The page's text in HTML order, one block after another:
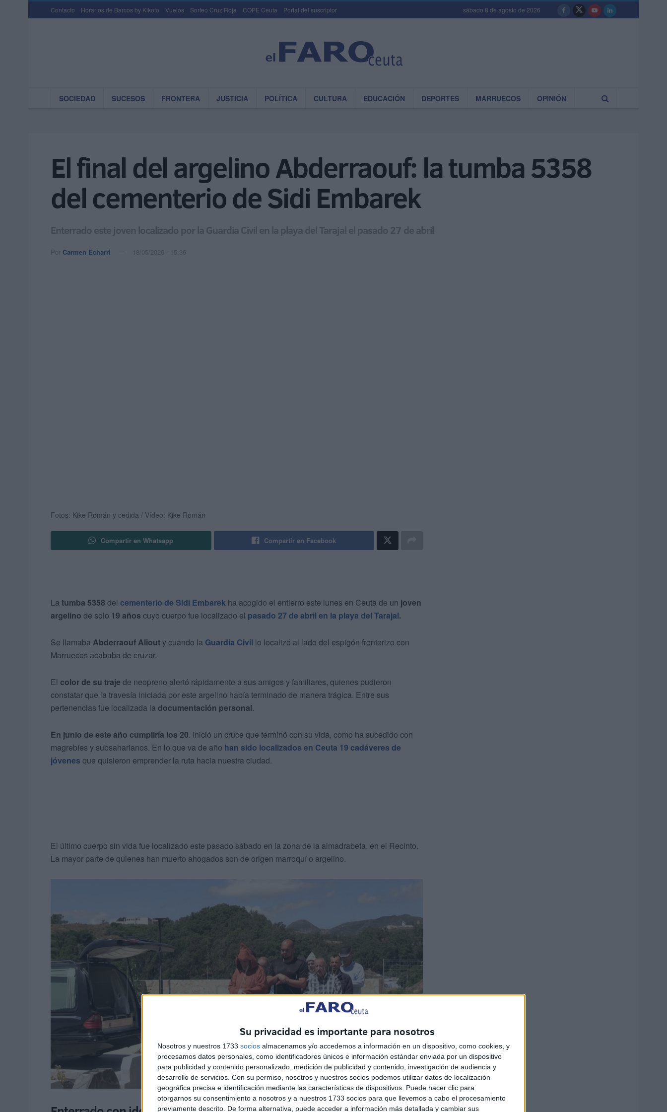
Su privacidad es importante para nosotros
Nosotros y nuestros 1733 socios almacenamos y/o accedemos a información en un dispositivo, como cookies, y
procesamos datos personales, como identificadores únicos e información estándar enviada por un dispositivo
para publicidad y contenido personalizado, medición de publicidad y contenido, investigación de audiencia y
desarrollo de servicios. Con su permiso, nosotros y nuestros socios podemos utilizar datos de localización
geográfica precisa e identificación mediante las características de dispositivos. Puede hacer clic para
otorgarnos su consentimiento a nosotros y a nuestros 1733 socios para que llevemos a cabo el procesamiento
previamente descrito. De forma alternativa, puede acceder a información más detallada y cambiar sus
Contacto Horarios de Barcos by Kikoto Vuelos Sorteo Cruz Roja COPE Ceuta Portal del suscriptor sábado 8 de agosto de 2026
SOCIEDAD SUCESOS FRONTERA JUSTICIA POLÍTICA CULTURA EDUCACIÓN DEPORTES MARRUECOS OPINIÓN
El final del argelino Abderraouf: la tumba 5358
del cementerio de Sidi Embarek
Enterrado este joven localizado por la Guardia Civil en la playa del Tarajal el pasado 27 de abril
Por Carmen Echarri 18/05/2026 - 15:36
Fotos: Kike Román y cedida / Vídeo: Kike Román
Compartir en Whatsapp Compartir en Facebook
La tumba 5358 del cementerio de Sidi Embarek ha acogido el entierro este lunes en Ceuta de un joven
argelino de solo 19 años cuyo cuerpo fue localizado el pasado 27 de abril en la playa del Tarajal.
Se llamaba Abderraouf Aliouty cuando la Guardia Civil lo localizó al lado del espigón fronterizo con
Marruecos acababa de cruzar.
El color de su traje de neopreno alertó rápidamente a sus amigos y familiares, quienes pudieron
constatar que la travesía iniciada por este argelino había terminado de manera trágica. Entre sus
pertenencias fue localizada la documentación personal.
En junio de este año cumpliría los 20. Inició un cruce que terminó con su vida, como ha sucedido con
magrebíes y subsaharianos. En lo que va de año han sido localizados en Ceuta 19 cadáveres de
jóvenes que quisieron emprender la ruta hacia nuestra ciudad.
El último cuerpo sin vida fue localizado este pasado sábado en la zona de la almadrabeta, en el Recinto.
La mayor parte de quienes han muerto ahogados son de origen marroquí o argelino.